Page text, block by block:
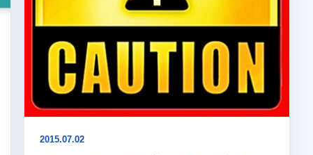
2015.07.02